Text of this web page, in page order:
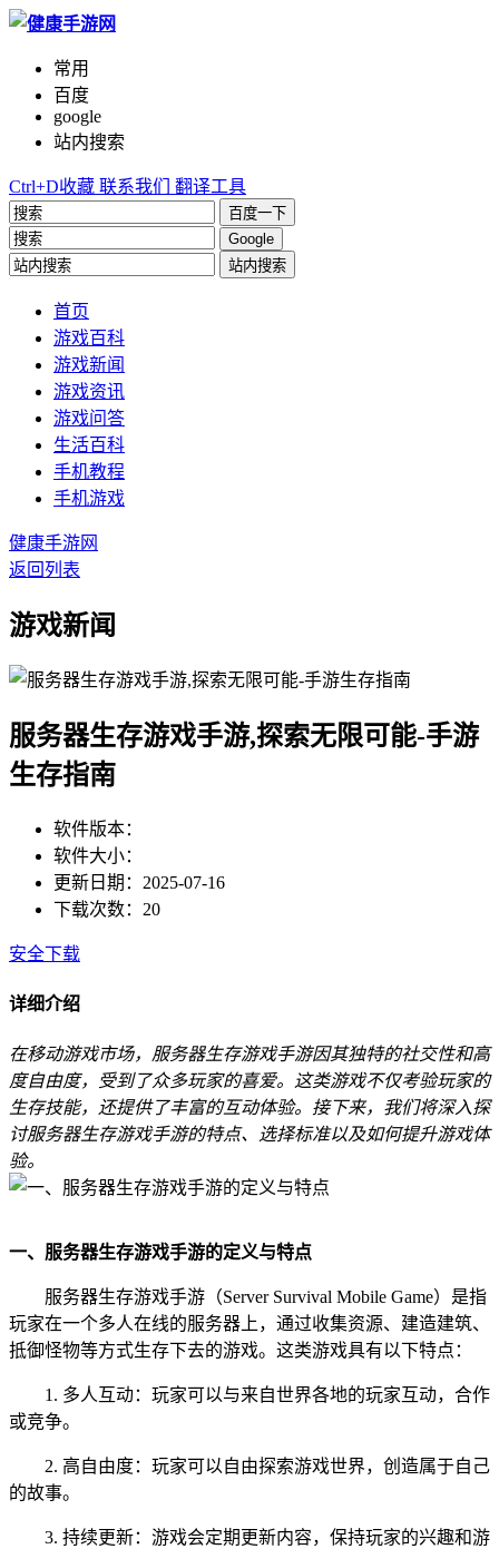
常用
百度
google
站内搜索
Ctrl+D收藏 联系我们 翻译工具
百度一下
Google
站内搜索
首页
游戏百科
游戏新闻
游戏资讯
游戏问答
生活百科
手机教程
手机游戏
健康手游网
返回列表
游戏新闻
服务器生存游戏手游,探索无限可能-手游
生存指南
软件版本：
软件大小：
更新日期：2025-07-16
下载次数：20
安全下载
详细介绍
在移动游戏市场，服务器生存游戏手游因其独特的社交性和高
度自由度，受到了众多玩家的喜爱。这类游戏不仅考验玩家的
生存技能，还提供了丰富的互动体验。接下来，我们将深入探
讨服务器生存游戏手游的特点、选择标准以及如何提升游戏体
验。
一、服务器生存游戏手游的定义与特点
服务器生存游戏手游（Server Survival Mobile Game）是指
玩家在一个多人在线的服务器上，通过收集资源、建造建筑、
抵御怪物等方式生存下去的游戏。这类游戏具有以下特点：
1. 多人互动：玩家可以与来自世界各地的玩家互动，合作
或竞争。
2. 高自由度：玩家可以自由探索游戏世界，创造属于自己
的故事。
3. 持续更新：游戏会定期更新内容，保持玩家的兴趣和游